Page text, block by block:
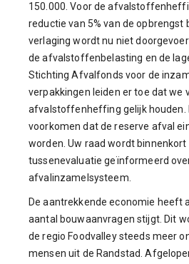
150.000. Voor de
reductie van 5% van de opbrengst
verlaging wordt nu niet
de afvalstoffenbelasting en de
Stichting Afvalfonds voor de
verpakkingen leiden er toe dat we
afvalstoffenheffing gelijk houden.
voorkomen dat de reserve afval
worden. Uw raad wordt binnenkort
tussenevaluatie geïnformeerd
afvalinzamelsysteem.
De aantrekkende economie heeft
aantal bouwaanvragen stijgt. Dit
de regio Foodvalley steeds meer
mensen uit de Randstad.